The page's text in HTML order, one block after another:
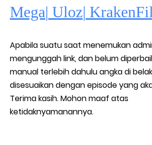
Mega| Uloz|
Apabila suatu saat menemukan
mengunggah link, dan belum
manual terlebih dahulu angka di
disesuaikan dengan episode yang
Terima kasih. Mohon maaf atas
ketidaknyamanannya.